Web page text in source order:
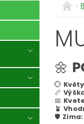
🌼
💮
📏
📅
🪴
🛡️ Zima: